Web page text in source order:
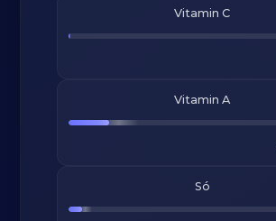
Vitamin C
Vitamin A
Só